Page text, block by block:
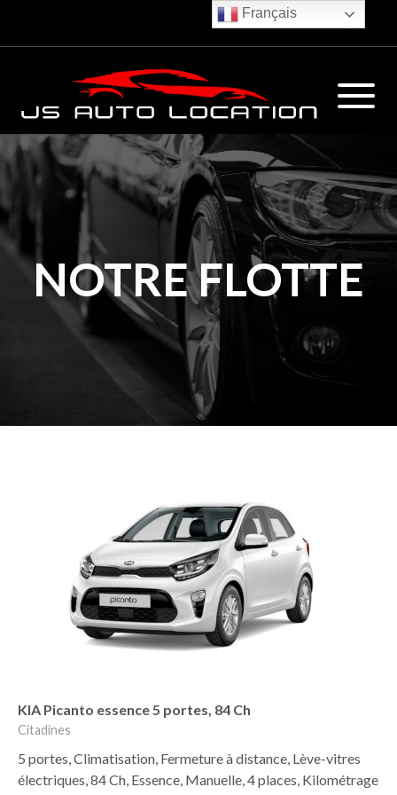
NOTRE FLOTTE
KIA Picanto essence 5 portes, 84 Ch
Citadines
5 portes, Climatisation, Fermeture à distance, Lève-vitres
électriques, 84 Ch, Essence, Manuelle, 4 places, Kilométrage
Français